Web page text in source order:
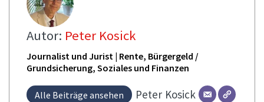
Autor: Peter Kosick
Journalist und Jurist | Rente, Bürgergeld /
Grundsicherung, Soziales und Finanzen
Alle Beiträge ansehen Peter Kosick